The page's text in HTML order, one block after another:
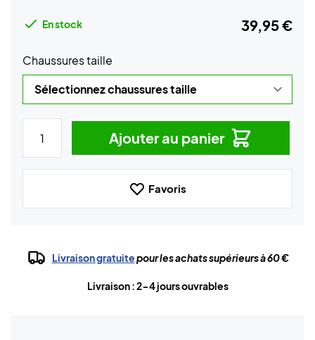
En stock 39,95 €
Chaussures taille
Ajouter au panier
Favoris
Livraison gratuitepour les achats supérieurs à 60 €
Livraison : 2-4 jours ouvrables